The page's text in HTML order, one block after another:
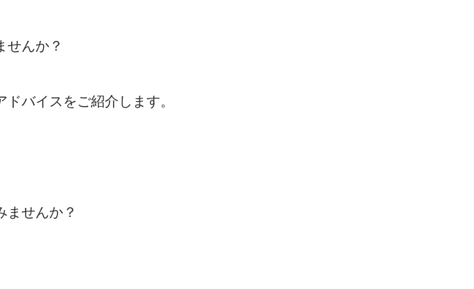
せんか？
バイスをご紹介します。
ませんか？